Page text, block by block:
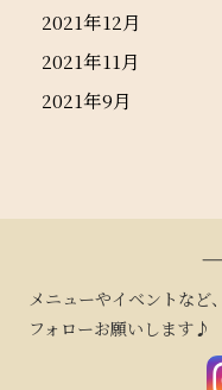
2021年12月
2021年11月
2021年9月
―
メニューやイベントなど
フォローお願いします♪